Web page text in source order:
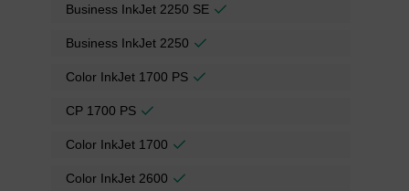
Business InkJet 2250 SE
Business InkJet 2250
Color InkJet 1700 PS
CP 1700 PS
Color InkJet 1700
Color InkJet 2600